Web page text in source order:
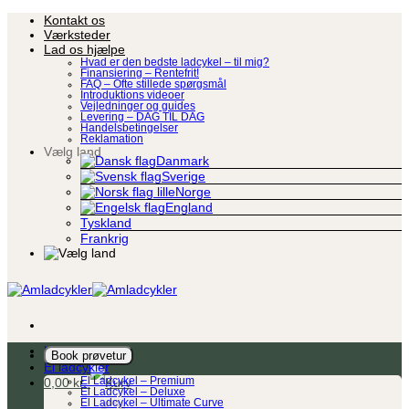
Fortsæt
indhold
Kontakt os
Værksteder
Lad os hjælpe
Hvad er den bedste ladcykel – til mig?
Finansiering – Rentefrit!
FAQ – Ofte stillede spørgsmål
Introduktions videoer
Vejledninger og guides
Levering – DAG TIL DAG
Handelsbetingelser
Reklamation
Vælg land
Danmark
Sverige
Norge
England
Tyskland
Frankrig
Book prøvetur
0,00kr.
Ladcykel
El ladcykler
El Ladcykel – Premium
El Ladcykel – Deluxe
El Ladcykel – Ultimate Curve